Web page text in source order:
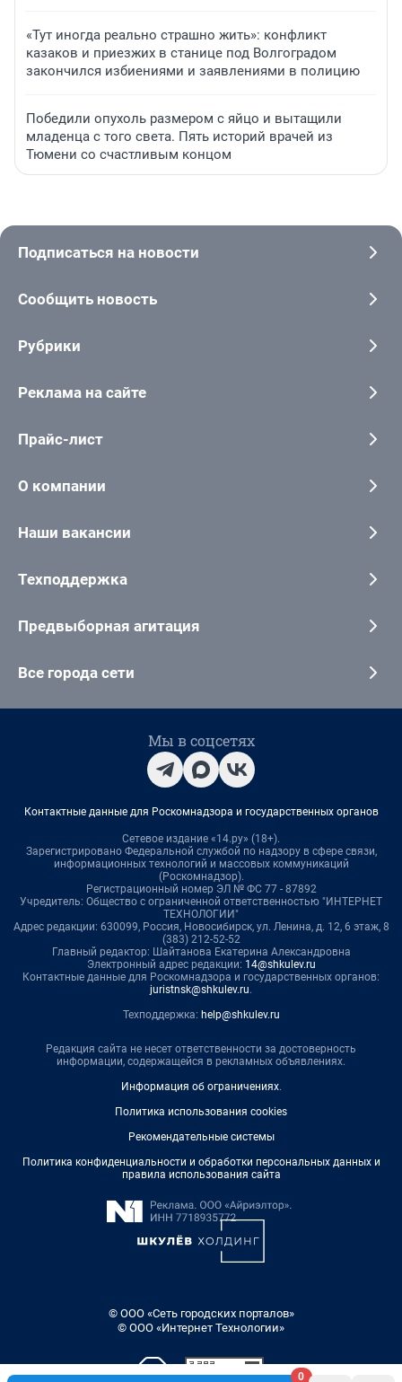
0
«Тут иногда реально страшно жить»: конфликт
казаков и приезжих в станице под Волгоградом
закончился избиениями и заявлениями в полицию
Победили опухоль размером с яйцо и вытащили
младенца с того света. Пять историй врачей из
Тюмени со счастливым концом
Подписаться на новости
Сообщить новость
Рубрики
Реклама на сайте
Прайс-лист
О компании
Наши вакансии
Техподдержка
Предвыборная агитация
Все города сети
Мы в соцсетях
Контактные данные для Роскомнадзора и государственных органов
Сетевое издание «14.ру» (18+).
Зарегистрировано Федеральной службой по надзору в сфере связи,
информационных технологий и массовых коммуникаций
(Роскомнадзор).
Регистрационный номер ЭЛ № ФС 77 - 87892
Учредитель: Общество с ограниченной ответственностью "ИНТЕРНЕТ
ТЕХНОЛОГИИ"
Адрес редакции: 630099, Россия, Новосибирск, ул. Ленина, д. 12, 6 этаж, 8
(383) 212-52-52
Главный редактор: Шайтанова Екатерина Александровна
Электронный адрес редакции: 14@shkulev.ru
Контактные данные для Роскомнадзора и государственных органов:
juristnsk@shkulev.ru.
Техподдержка: help@shkulev.ru
Редакция сайта не несет ответственности за достоверность
информации, содержащейся в рекламных объявлениях.
Информация об ограничениях.
Политика использования cookies
Рекомендательные системы
Политика конфиденциальности и обработки персональных данных и
правила использования сайта
© ООО «Сеть городских порталов»
© ООО «Интернет Технологии»